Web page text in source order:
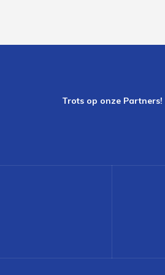
Trots op onze Partners!